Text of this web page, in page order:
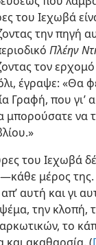
του Ιεχωβά
την πηγή
Πλέην
τον
έγραψε: «Θα
Γραφή, που γι’
μπορούσατε να
του Ιεχωβά
μέρος της.
αυτή και γι
την κλοπή,
το